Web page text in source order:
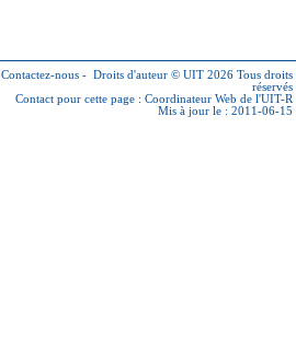
Contactez-nous - Droits d'auteur © UIT 2026 Tous droits
réservés
Contact pour cette page : Coordinateur Web de l'UIT-R
Mis à jour le : 2011-06-15